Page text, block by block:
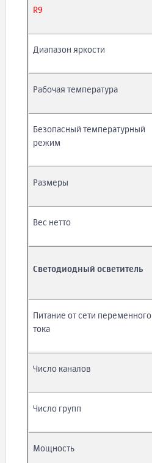
R9
Диапазон яркости
Рабочая температура
Безопасный температурный
режим
Размеры
Вес нетто
Светодиодный осветитель
Питание от сети переменного
тока
Число каналов
Число групп
Мощность